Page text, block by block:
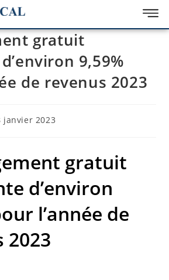
gratuit
9,59%
de revenus 2023
janvier 2023
gratuit
d’environ
l’année de
2023